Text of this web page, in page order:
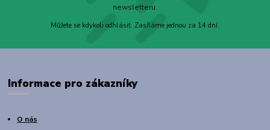
newsletteru.
Můžete se kdykoli odhlásit. Zasíláme jednou za 14 dní.
Informace pro zákazníky
O nás